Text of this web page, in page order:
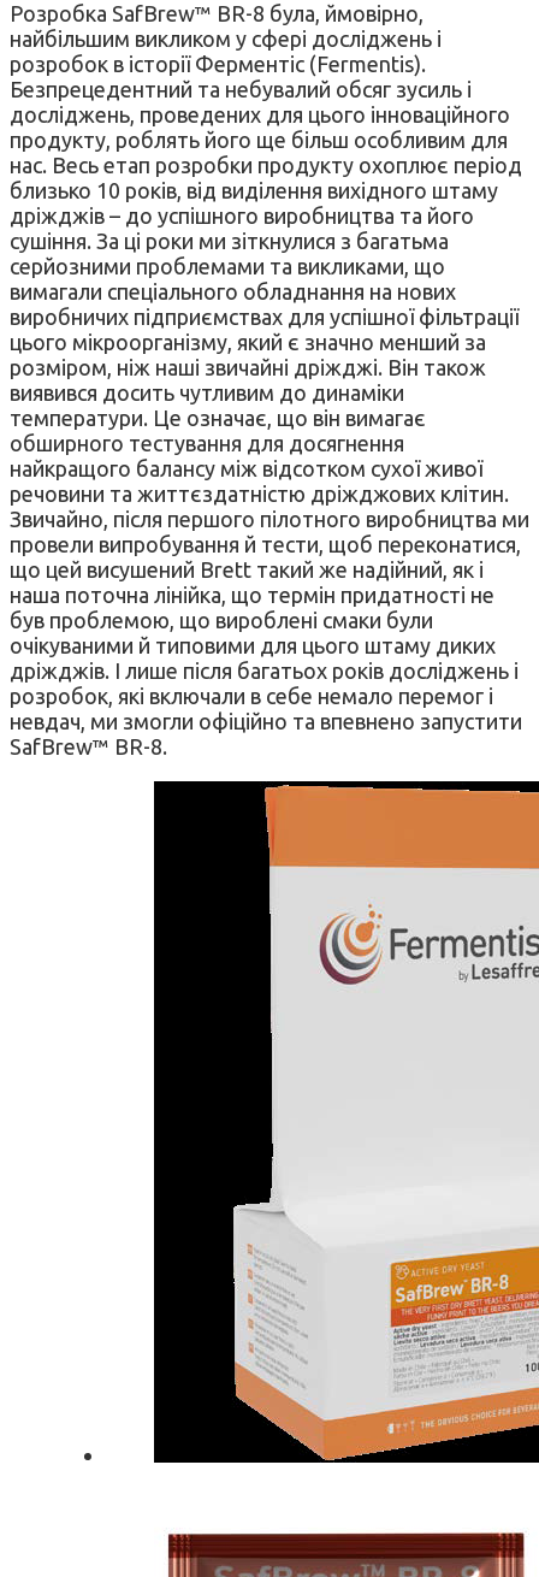
Розробка SafBrew™ BR-8 була, ймовірно,
найбільшим викликом у сфері досліджень і
розробок в історії Ферментіс (Fermentis).
Безпрецедентний та небувалий обсяг зусиль і
досліджень, проведених для цього інноваційного
продукту, роблять його ще більш особливим для
нас. Весь етап розробки продукту охоплює період
близько 10 років, від виділення вихідного штаму
дріжджів – до успішного виробництва та його
сушіння. За ці роки ми зіткнулися з багатьма
серйозними проблемами та викликами, що
вимагали спеціального обладнання на нових
виробничих підприємствах для успішної фільтрації
цього мікроорганізму, який є значно менший за
розміром, ніж наші звичайні дріжджі. Він також
виявився досить чутливим до динаміки
температури. Це означає, що він вимагає
обширного тестування для досягнення
найкращого балансу між відсотком сухої живої
речовини та життєздатністю дріжджових клітин.
Звичайно, після першого пілотного виробництва ми
провели випробування й тести, щоб переконатися,
що цей висушений Brett такий же надійний, як і
наша поточна лінійка, що термін придатності не
був проблемою, що вироблені смаки були
очікуваними й типовими для цього штаму диких
дріжджів. І лише після багатьох років досліджень і
розробок, які включали в себе немало перемог і
невдач, ми змогли офіційно та впевнено запустити
SafBrew™ BR-8.